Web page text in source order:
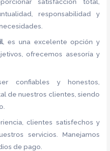
satisfacción total,
responsabilidad y
, es una excelente opción y
ofrecemos asesoría y
confiables y honestos,
de nuestros clientes, siendo
clientes satisfechos y
servicios. Manejamos
de pago.